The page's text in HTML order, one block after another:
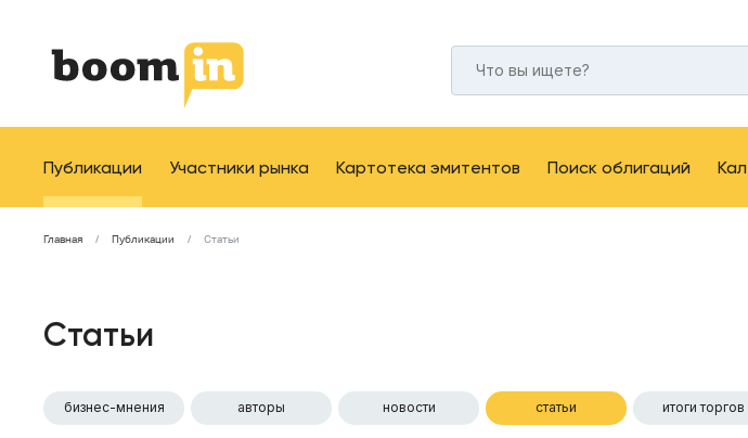
Публикации Участники рынка Картотека эмитентов Поиск облигаций
Главная Публикации Статьи
Статьи
бизнес-мнения авторы новости статьи итоги торгов